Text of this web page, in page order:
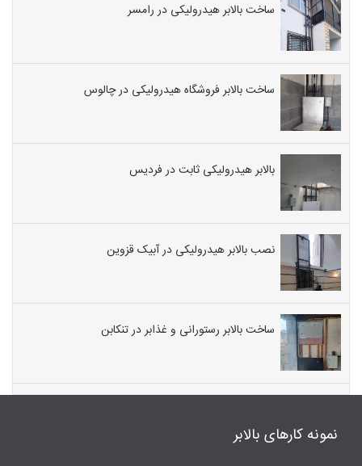
ساخت بالابر هیدرولیکی در رامسر
ساخت بالابر فروشگاه هیدرولیکی در چالوس
بالابر هیدرولیکی ثابت در فردیس
نصب بالابر هیدرولیکی در آبیک قزوین
ساخت بالابر رستورانی و غذابر در تنکابن
نمونه کارهای بالابر